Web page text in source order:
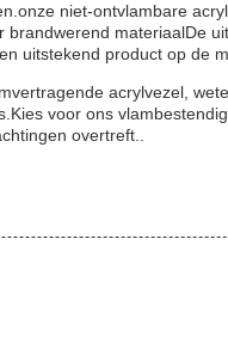
niet-ontvlambare
materiaalDe
uitstekend product op de
acrylvezel,
voor ons
overtreft..